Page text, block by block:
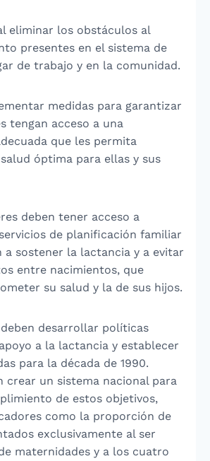
eliminar los obstáculos al
presentes en el sistema de
de trabajo y en la comunidad.
medidas para garantizar
tengan acceso a una
que les permita
óptima para ellas y sus
deben tener acceso a
de planificación familiar
a sostener la lactancia y a evitar
entre nacimientos, que
su salud y la de sus hijos.
desarrollar políticas
a la lactancia y establecer
para la década de 1990.
crear un sistema nacional para
de estos objetivos,
como la proporción de
exclusivamente al ser
maternidades y a los cuatro